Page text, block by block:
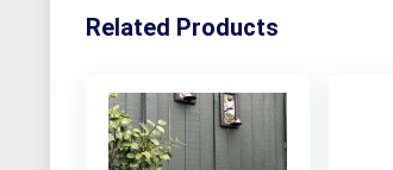
Related Products